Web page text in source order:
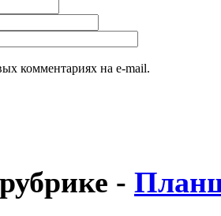
комментариях на e-mail.
-